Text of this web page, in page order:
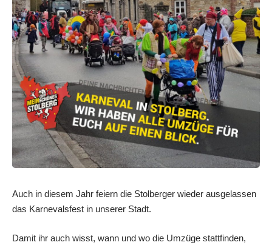
Auch in diesem Jahr feiern die Stolberger wieder ausgelassen
das Karnevalsfest in unserer Stadt.
Damit ihr auch wisst, wann und wo die Umzüge stattfinden,